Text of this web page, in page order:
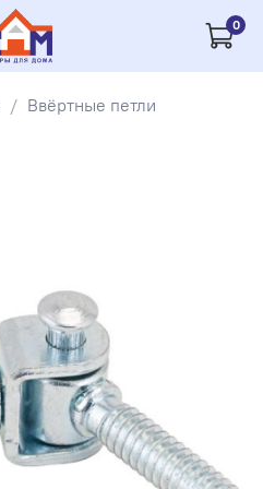
0
Ввёртные петли